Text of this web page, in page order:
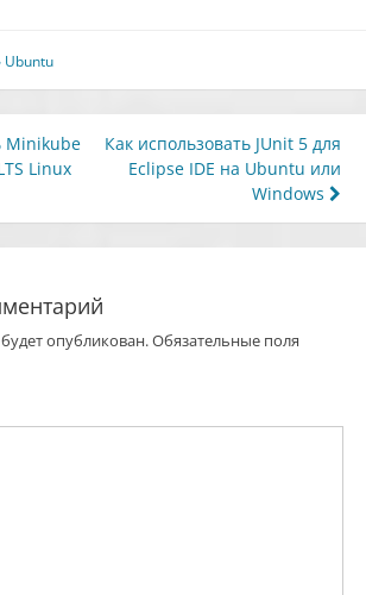
Ubuntu
Minikube
Linux
Как использовать JUnit 5 для
Eclipse IDE на Ubuntu или
Windows
опубликован.Обязательные поля